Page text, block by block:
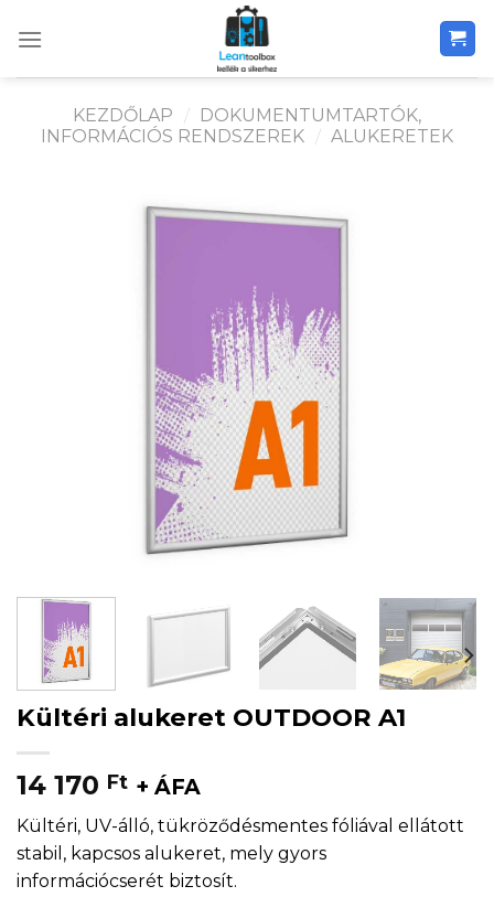
KEZDŐLAP /
DOKUMENTUMTARTÓK,
INFORMÁCIÓS RENDSZEREK / ALUKERETEK
Kültéri alukeret OUTDOOR A1
14 170 Ft + ÁFA
Kültéri, UV-álló, tükröződésmentes fóliával ellátott
stabil, kapcsos alukeret, mely gyors
információcserét biztosít.